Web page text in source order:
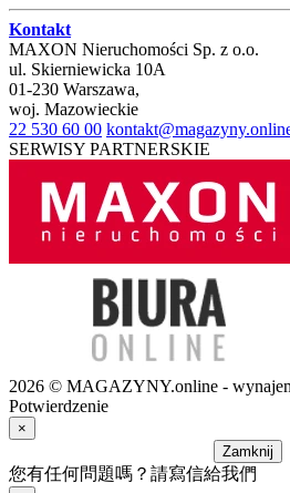
Kontakt
MAXON Nieruchomości Sp. z o.o.
ul. Skierniewicka 10A
01-230 Warszawa,
woj. Mazowieckie
22 530 60 00
SERWISY PARTNERSKIE
2026 © MAGAZYNY.online -
Potwierdzenie
×
Zamknij
您有任何問題嗎？請寫信給我們